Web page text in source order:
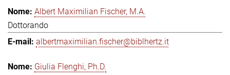
Albert Maximilian Fischer, M.A.
Dottorando
albertmaximilian.fischer@biblhertz.it
Giulia Flenghi, Ph.D.